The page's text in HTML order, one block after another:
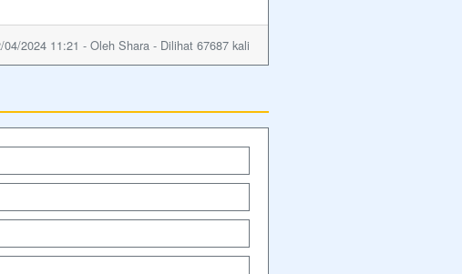
04/2024 11:21 - Oleh Shara - Dilihat 67687 kali